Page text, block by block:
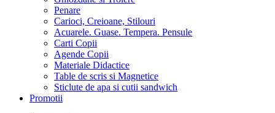
Penare
Carioci, Creioane, Stilouri
Acuarele. Guase. Tempera. Pensule
Carti Copii
Agende Copii
Materiale Didactice
Table de scris si Magnetice
Sticlute de apa si cutii sandwich
Promotii